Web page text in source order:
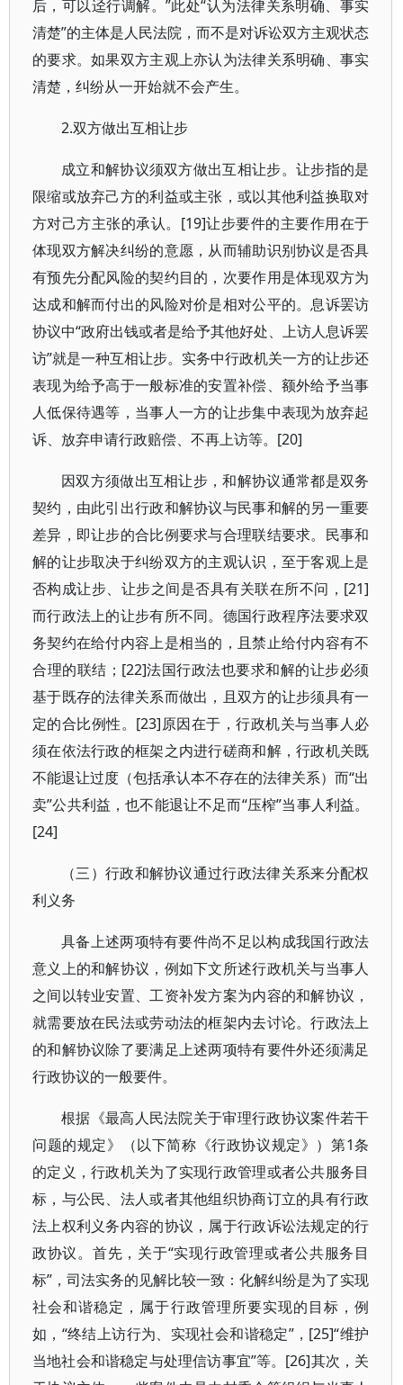
后，可以迳行调解。”此处“认为法律关系明确、事实
清楚”的主体是人民法院，而不是对诉讼双方主观状态
的要求。如果双方主观上亦认为法律关系明确、事实
清楚，纠纷从一开始就不会产生。
2.双方做出互相让步
成立和解协议须双方做出互相让步。让步指的是
限缩或放弃己方的利益或主张，或以其他利益换取对
方对己方主张的承认。[19]让步要件的主要作用在于
体现双方解决纠纷的意愿，从而辅助识别协议是否具
有预先分配风险的契约目的，次要作用是体现双方为
达成和解而付出的风险对价是相对公平的。息诉罢访
协议中“政府出钱或者是给予其他好处、上访人息诉罢
访”就是一种互相让步。实务中行政机关一方的让步还
表现为给予高于一般标准的安置补偿、额外给予当事
人低保待遇等，当事人一方的让步集中表现为放弃起
诉、放弃申请行政赔偿、不再上访等。[20]
因双方须做出互相让步，和解协议通常都是双务
契约，由此引出行政和解协议与民事和解的另一重要
差异，即让步的合比例要求与合理联结要求。民事和
解的让步取决于纠纷双方的主观认识，至于客观上是
否构成让步、让步之间是否具有关联在所不问，[21]
而行政法上的让步有所不同。德国行政程序法要求双
务契约在给付内容上是相当的，且禁止给付内容有不
合理的联结；[22]法国行政法也要求和解的让步必须
基于既存的法律关系而做出，且双方的让步须具有一
定的合比例性。[23]原因在于，行政机关与当事人必
须在依法行政的框架之内进行磋商和解，行政机关既
不能退让过度（包括承认本不存在的法律关系）而“出
卖”公共利益，也不能退让不足而“压榨”当事人利益。
[24]
（三）行政和解协议通过行政法律关系来分配权
利义务
具备上述两项特有要件尚不足以构成我国行政法
意义上的和解协议，例如下文所述行政机关与当事人
之间以转业安置、工资补发方案为内容的和解协议，
就需要放在民法或劳动法的框架内去讨论。行政法上
的和解协议除了要满足上述两项特有要件外还须满足
行政协议的一般要件。
根据《最高人民法院关于审理行政协议案件若干
问题的规定》（以下简称《行政协议规定》）第1条
的定义，行政机关为了实现行政管理或者公共服务目
标，与公民、法人或者其他组织协商订立的具有行政
法上权利义务内容的协议，属于行政诉讼法规定的行
政协议。首先，关于“实现行政管理或者公共服务目
标”，司法实务的见解比较一致：化解纠纷是为了实现
社会和谐稳定，属于行政管理所要实现的目标，例
如，“终结上访行为、实现社会和谐稳定”，[25]“维护
当地社会和谐稳定与处理信访事宜”等。[26]其次，关